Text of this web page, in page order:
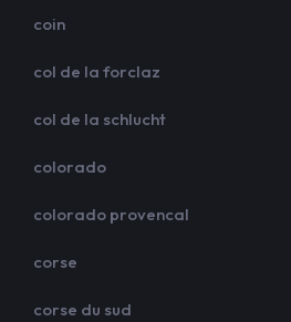
coin
col de la forclaz
col de la schlucht
colorado
colorado provencal
corse
corse du sud